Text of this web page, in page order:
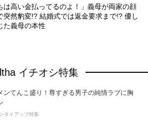
は高い金払ってるのよ！」義母が両家の顔
突然豹変!? 結婚式では返金要求まで!? 優し
た義母の本性
イチオシ特集
ンてんこ盛り！尊すぎる男子の純情ラブに胸
タイアップ特集